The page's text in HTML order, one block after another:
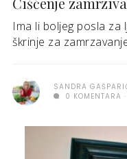
Ima li boljeg posla za
škrinje za
SANDRA
0 KOMENTARA